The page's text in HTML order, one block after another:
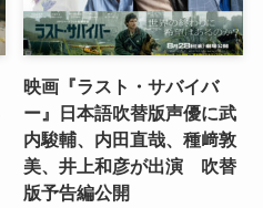
映画『ラスト・サバイバ
ー』日本語吹替版声優に武
内駿輔、内田直哉、種﨑敦
美、井上和彦が出演 吹替
版予告編公開